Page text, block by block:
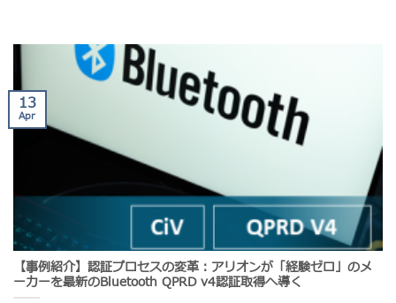
【事例紹介】認証プロセスの変革：アリオンが「経験ゼロ」のメ
ーカーを最新のBluetooth QPRD v4認証取得へ導く
13
Apr